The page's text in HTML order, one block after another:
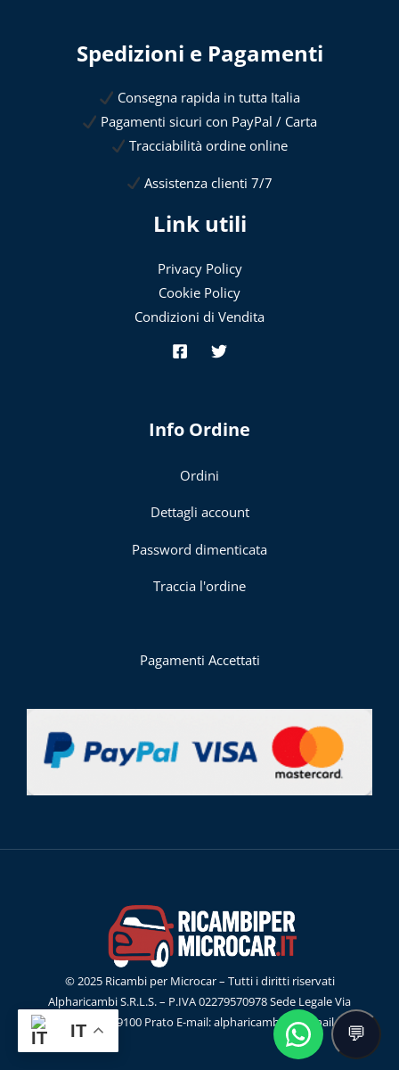
Spedizioni e Pagamenti
Consegna rapida in tutta Italia
Pagamenti sicuri con PayPal / Carta
Tracciabilità ordine online
Assistenza clienti 7/7
Link utili
Privacy Policy
Cookie Policy
Condizioni di Vendita
Info Ordine
Ordini
Dettagli account
Password dimenticata
Traccia l'ordine
Pagamenti Accettati
© 2025 Ricambi per Microcar – Tutti i diritti riservati
Alpharicambi S.R.L.S. – P.IVA 02279570978 Sede Legale Via
G.Ferraris, 55 59100 Prato E-mail: alpharicambisrl@gmail.com
IT